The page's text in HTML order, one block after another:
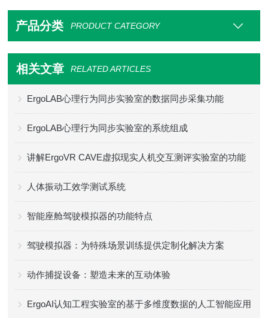
产品分类 PRODUCT CATEGORY
相关文章 RELATED ARTICLES
ErgoLAB心理行为同步实验室的数据同步采集功能
ErgoLAB心理行为同步实验室的系统组成
讲解ErgoVR CAVE虚拟现实人机交互测评实验室的功能
人体振动工效学测试系统
智能座舱驾驶模拟器的功能特点
驾驶模拟器：为特殊场景训练提供定制化解决方案
动作捕捉设备：塑造未来的互动体验
ErgoAI认知工程实验室的基于多维度数据的人工智能应用